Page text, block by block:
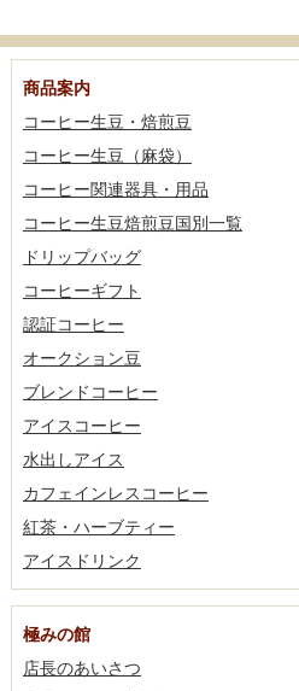
商品案内
コーヒー生豆・焙煎豆
コーヒー生豆（麻袋）
コーヒー関連器具・用品
コーヒー生豆焙煎豆国別一覧
ドリップバッグ
コーヒーギフト
認証コーヒー
オークション豆
ブレンドコーヒー
アイスコーヒー
水出しアイス
カフェインレスコーヒー
紅茶・ハーブティー
アイスドリンク
極みの館
店長のあいさつ